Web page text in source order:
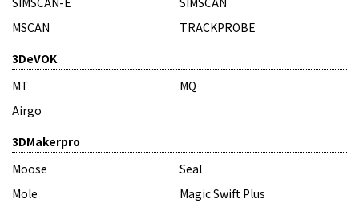
MSCAN
TRACKPROBE
3DeVOK
MT
MQ
Airgo
3DMakerpro
Moose
Seal
Mole
Magic Swift Plus